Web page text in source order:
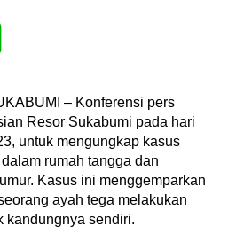
– Konferensi pers
Resor Sukabumi pada hari
untuk mengungkap kasus
rumah tangga dan
Kasus ini menggemparkan
ayah tega melakukan
kandungnya sendiri.